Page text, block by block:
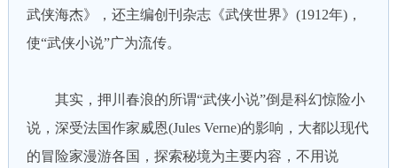
武侠海杰》，还主编创刊杂志《武侠世界》(1912年)，
使“武侠小说”广为流传。
其实，押川春浪的所谓“武侠小说”倒是科幻惊险小
说，深受法国作家威恩(Jules Verne)的影响，大都以现代
的冒险家漫游各国，探索秘境为主要内容，不用说